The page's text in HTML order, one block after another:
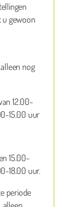
u gewoon
nog
12.00-
15.00 uur
15.00-
18.00 uur.
periode